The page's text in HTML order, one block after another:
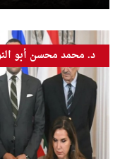
د. محمد محسن أبو